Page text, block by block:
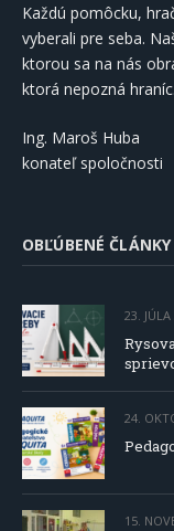
Každú pomôcku,
vyberali pre seba.
ktorou sa na nás
ktorá nepozná
Ing. Maroš Huba
konateľ spoločnosti
OBĽÚBENÉ ČLÁNKY
23.
24.
15.